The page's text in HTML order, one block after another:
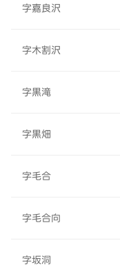
字嘉良沢
字木割沢
字黒滝
字黒畑
字毛合
字毛合向
字坂洞